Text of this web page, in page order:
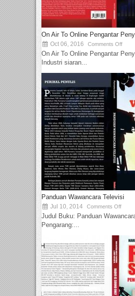
On Air To Online Pengantar
Oct 06, 2016 Comments Off
On Air To Online Pengantar
Industri siaran...
Panduan Wawancara Televisi
Jul 10, 2014 Comments Off
Judul Buku: Panduan
Pengarang:...